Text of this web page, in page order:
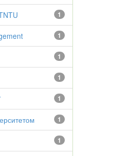
1
1
1
1
1
1
1